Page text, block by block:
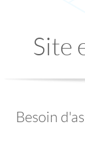
Site
Besoin